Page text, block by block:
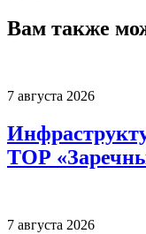
Вам также
7 августа 2026
ТОР
7 августа 2026